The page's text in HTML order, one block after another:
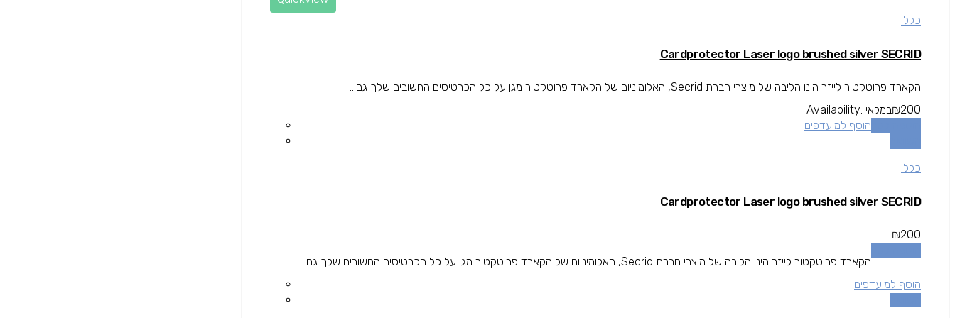
כללי
Cardprotector Laser logo brushed silver SECRID
הקארד פרוטקטור לייזר הינו הליבה של מוצרי חברת Secrid, האלומיניום של הקארד פרוטקטור מגן על כל הכרטיסים החשובים שלך גם...
₪200
Availability: במלאי
הוסף למועדפים
כללי
Cardprotector Laser logo brushed silver SECRID
₪200
הקארד פרוטקטור לייזר הינו הליבה של מוצרי חברת Secrid, האלומיניום של הקארד פרוטקטור מגן על כל הכרטיסים החשובים שלך גם...
הוסף למועדפים